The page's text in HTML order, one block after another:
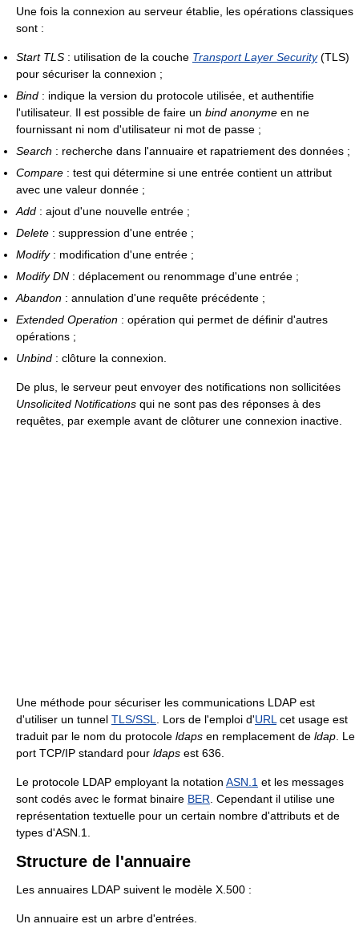
Une fois la connexion au serveur établie, les opérations classiques
sont :
Start TLS : utilisation de la couche Transport Layer Security(TLS)
pour sécuriser la connexion ;
Bind : indique la version du protocole utilisée, et authentifie
l'utilisateur. Il est possible de faire un bind anonyme en ne
fournissant ni nom d'utilisateur ni mot de passe ;
Search : recherche dans l'annuaire et rapatriement des données ;
Compare : test qui détermine si une entrée contient un attribut
avec une valeur donnée ;
Add : ajout d'une nouvelle entrée ;
Delete : suppression d'une entrée ;
Modify: modification d'une entrée ;
Modify DN : déplacement ou renommage d'une entrée ;
Abandon : annulation d'une requête précédente ;
Extended Operation : opération qui permet de définir d'autres
opérations ;
Unbind : clôture la connexion.
De plus, le serveur peut envoyer des notifications non sollicitées
Unsolicited Notifications qui ne sont pas des réponses à des
requêtes, par exemple avant de clôturer une connexion inactive.
Une méthode pour sécuriser les communications LDAP est
d'utiliser un tunnel TLS/SSL . Lors de l'emploi d'URL cet usage est
traduit par le nom du protocole ldaps en remplacement de ldap . Le
port TCP/IP standard pour ldaps est 636.
Le protocole LDAP employant la notation ASN.1 et les messages
sont codés avec le format binaire BER . Cependant il utilise une
représentation textuelle pour un certain nombre d'attributs et de
types d'ASN.1.
Structure de l'annuaire
Les annuaires LDAP suivent le modèle X.500 :
Un annuaire est un arbre d'entrées.